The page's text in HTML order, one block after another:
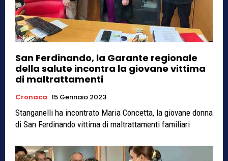
San Ferdinando, la Garante regionale
della salute incontra la giovane vittima
di maltrattamenti
Cronaca 15 Gennaio 2023
Stanganelli ha incontrato Maria Concetta, la giovane donna
di San Ferdinando vittima di maltrattamenti familiari